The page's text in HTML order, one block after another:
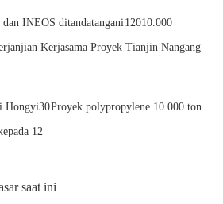
dan INEOS ditandatangani 12010.000
Kerjasama Proyek Tianjin Nangang
Hongyi30Proyek polypropylene 10.000 ton
12
saat ini